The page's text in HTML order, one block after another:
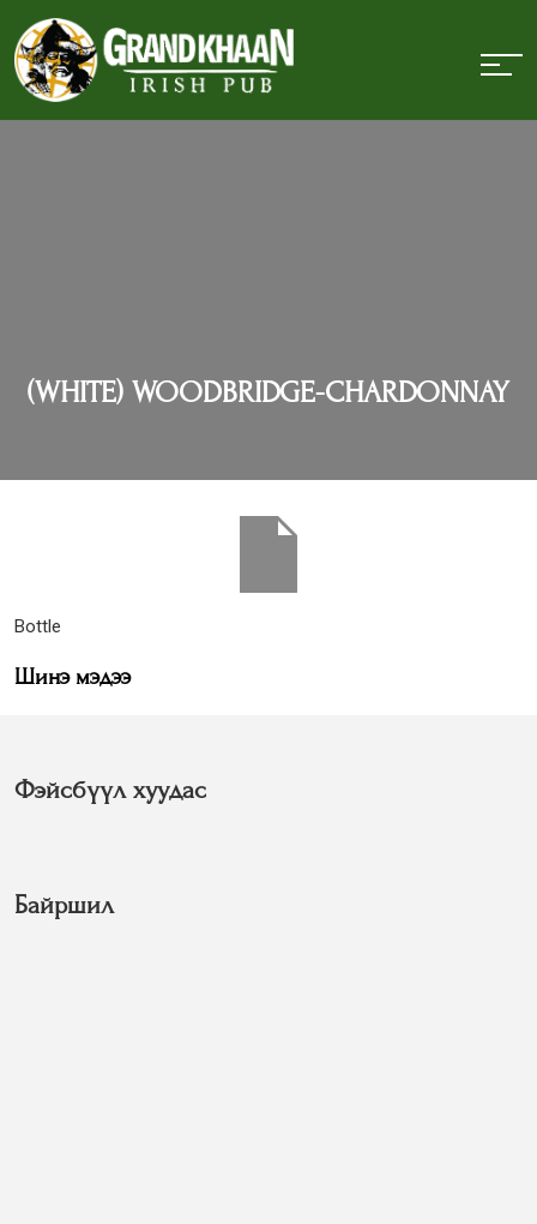
(WHITE) WOODBRIDGE-CHARDONNAY
Bottle
Шинэ мэдээ
Фэйсбүүл хуудас
Байршил